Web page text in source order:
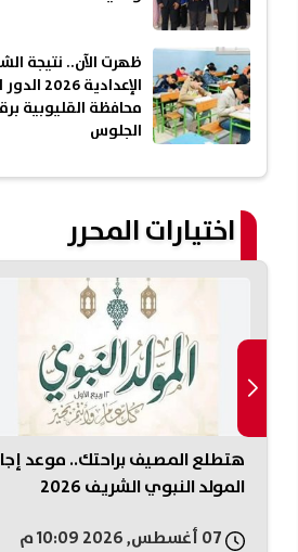
ظهرت الآن.. نتيجة
الإعدادية
محافظة القليوبية
الجلوس
اختيارات المحرر
هتطلع المصيف براحتك.. موعد
المولد النبوي الشريف 2026